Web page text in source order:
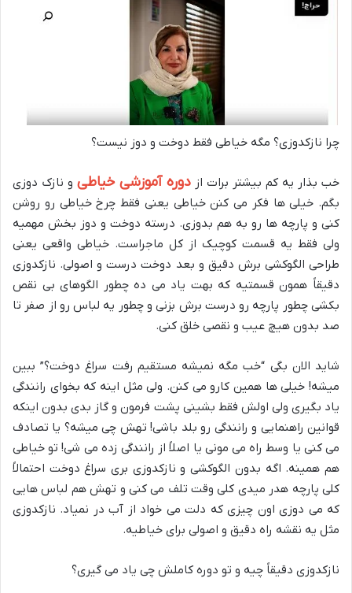
چرا نازکدوزی؟ مگه خیاطی فقط دوخت و دوز نیست؟
خب بذار یه کم بیشتر برات از دوره آموزشی خیاطی و نازک دوزی
بگم. خیلی ها فکر می کنن خیاطی یعنی فقط چرخ خیاطی رو روشن
کنی و پارچه ها رو به هم بدوزی. درسته دوخت و دوز بخش مهمیه
ولی فقط یه قسمت کوچیک از کل ماجراست. خیاطی واقعی یعنی
طراحی الگوکشی برش دقیق و بعد دوخت درست و اصولی. نازکدوزی
دقیقاً همون قسمتیه که بهت یاد می ده چطور الگوهای بی نقص
بکشی چطور پارچه رو درست برش بزنی و چطور یه لباس رو از صفر تا
صد بدون هیچ عیب و نقصی خلق کنی.
شاید الان بگی “خب مگه نمیشه مستقیم رفت سراغ دوخت؟” ببین
میشه! خیلی ها همین کارو می کنن. ولی مثل اینه که بخوای رانندگی
یاد بگیری ولی اولش فقط بشینی پشت فرمون و گاز بدی بدون اینکه
قوانین راهنمایی و رانندگی رو بلد باشی! تهش چی میشه؟ یا تصادف
می کنی یا وسط راه می مونی یا اصلاً از رانندگی زده می شی! تو خیاطی
هم همینه. اگه بدون الگوکشی و نازکدوزی بری سراغ دوخت احتمالاً
کلی پارچه هدر میدی کلی وقت تلف می کنی و تهش هم لباس هایی
که می دوزی اون چیزی که دلت می خواد از آب در نمیاد. نازکدوزی
مثل یه نقشه راه دقیق و اصولی برای خیاطیه.
نازکدوزی دقیقاً چیه و تو دوره کاملش چی یاد می گیری؟